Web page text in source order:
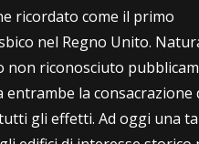
ricordato come il primo
nel Regno Unito.
non riconosciuto
entrambe la consacrazione
gli effetti. Ad oggi una